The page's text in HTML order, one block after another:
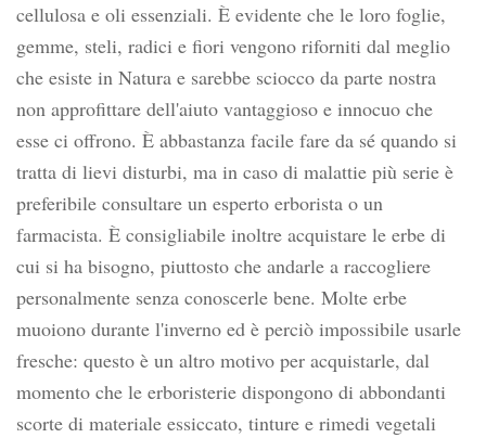
cellulosa e oli essenziali. È evidente che le loro foglie,
gemme, steli, radici e fiori vengono riforniti dal meglio
che esiste in Natura e sarebbe sciocco da parte nostra
non approfittare dell'aiuto vantaggioso e innocuo che
esse ci offrono. È abbastanza facile fare da sé quando si
tratta di lievi disturbi, ma in caso di malattie più serie è
preferibile consultare un esperto erborista o un
farmacista. È consigliabile inoltre acquistare le erbe di
cui si ha bisogno, piuttosto che andarle a raccogliere
personalmente senza conoscerle bene. Molte erbe
muoiono durante l'inverno ed è perciò impossibile usarle
fresche: questo è un altro motivo per acquistarle, dal
momento che le erboristerie dispongono di abbondanti
scorte di materiale essiccato, tinture e rimedi vegetali